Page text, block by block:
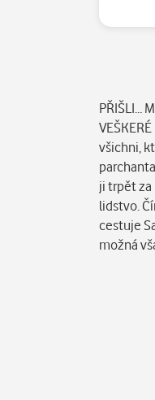
PŘIŠLI…
všichni,
ji trpět za
lidstvo.
cestuje
možná